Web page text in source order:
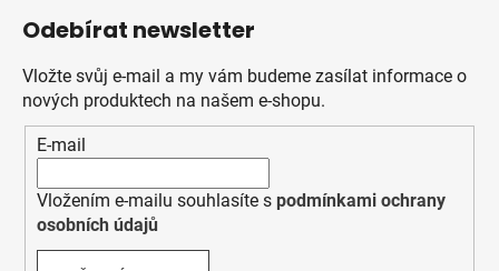
Odebírat newsletter
Vložte svůj e-mail a my vám budeme zasílat informace o
nových produktech na našem e-shopu.
E-mail
Vložením e-mailu souhlasíte s podmínkami ochrany
osobních údajů